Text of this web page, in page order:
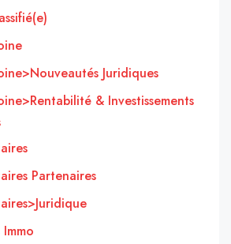
Juridiques
& Investissements
Partenaires